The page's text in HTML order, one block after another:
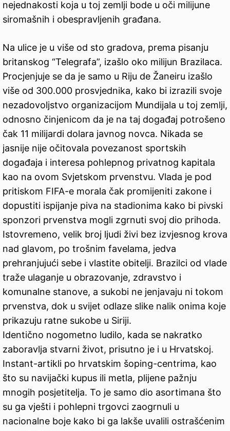
nejednakosti koja u toj zemlji bode u oči milijune
siromašnih i obespravljenih građana.
Na ulice je u više od sto gradova, prema pisanju
britanskog “Telegrafa”, izašlo oko milijun Brazilaca.
Procjenjuje se da je samo u Riju de Žaneiru izašlo
više od 300.000 prosvjednika, kako bi izrazili svoje
nezadovoljstvo organizacijom Mundijala u toj zemlji,
odnosno činjenicom da je na taj događaj potrošeno
čak 11 milijardi dolara javnog novca. Nikada se
jasnije nije očitovala povezanost sportskih
događaja i interesa pohlepnog privatnog kapitala
kao na ovom Svjetskom prvenstvu. Vlada je pod
pritiskom FIFA-e morala čak promijeniti zakone i
dopustiti ispijanje piva na stadionima kako bi pivski
sponzori prvenstva mogli zgrnuti svoj dio prihoda.
Istovremeno, velik broj ljudi živi bez izvjesnog krova
nad glavom, po trošnim favelama, jedva
prehranjujući sebe i vlastite obitelji. Brazilci od vlade
traže ulaganje u obrazovanje, zdravstvo i
komunalne stanove, a sukobi ne jenjavaju ni tokom
prvenstva, dok u svijet odlaze slike nalik onima koje
prikazuju ratne sukobe u Siriji.
Identično nogometno ludilo, kada se nakratko
zaboravlja stvarni život, prisutno je i u Hrvatskoj.
Instant-artikli po hrvatskim šoping-centrima, kao
što su navijački kupus ili metla, plijene pažnju
mnogih posjetitelja. To je samo dio asortimana što
su ga vješti i pohlepni trgovci zaogrnuli u
nacionalne boje kako bi ga lakše uvalili ostrašćenim